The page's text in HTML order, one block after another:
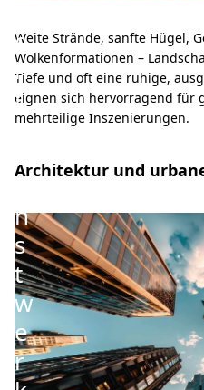
c
h
t
e
K
u
n
s
t
w
e
r
Weite Strände, sanfte Hügel,
Wolkenformationen –
Tiefe und oft eine ruhige,
eignen sich hervorragend für
mehrteilige Inszenierungen.
Architektur und